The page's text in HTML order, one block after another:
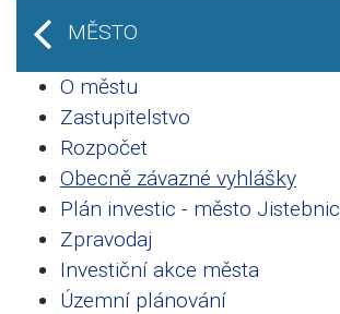
MĚSTO
O městu
Zastupitelstvo
Rozpočet
Obecně závazné vyhlášky
Plán investic - město
Zpravodaj
Investiční akce města
Územní plánování